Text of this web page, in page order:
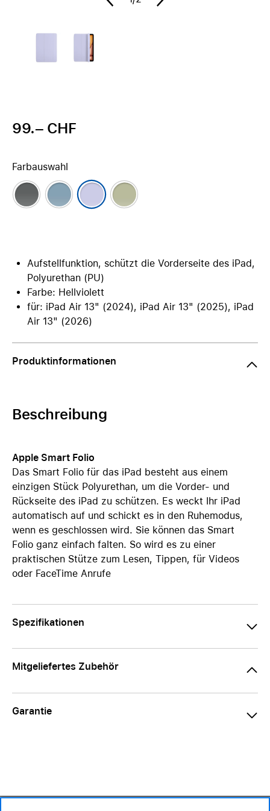
99.– CHF
Farbauswahl
Aufstellfunktion, schützt die Vorderseite des iPad,
Polyurethan (PU)
Farbe: Hellviolett
für: iPad Air 13" (2024), iPad Air 13" (2025), iPad
Air 13" (2026)
Produktinformationen
Beschreibung
Apple Smart Folio
Das Smart Folio für das iPad besteht aus einem
einzigen Stück Polyurethan, um die Vorder- und
Rückseite des iPad zu schützen. Es weckt Ihr iPad
automatisch auf und schickt es in den Ruhemodus,
wenn es geschlossen wird. Sie können das Smart
Folio ganz einfach falten. So wird es zu einer
praktischen Stütze zum Lesen, Tippen, für Videos
oder FaceTime Anrufe
Spezifikationen
Mitgeliefertes Zubehör
Garantie